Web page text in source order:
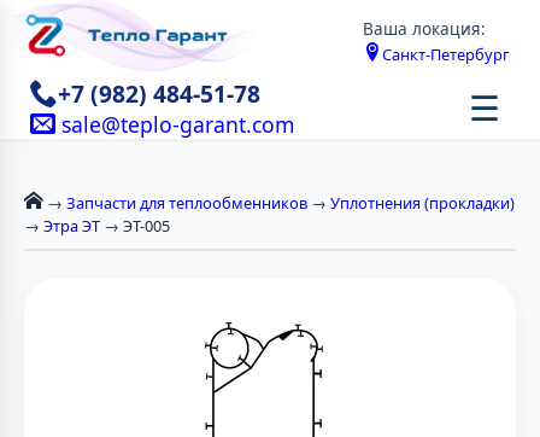
Ваша локация:
Санкт-Петербург
+7 (982) 484-51-78
sale@teplo-garant.com ☰
→ Запчасти для теплообменников → Уплотнения (прокладки)
→ Этра ЭТ → ЭТ-005